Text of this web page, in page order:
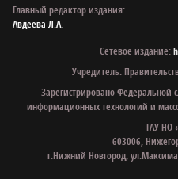
Главный редактор издания:
Авдеева Л.А.
Сетевое издание:
Учредитель:
Зарегистрировано Федеральной
информационных технологий и
ГАУ НО
603006,
г.Нижний Новгород,